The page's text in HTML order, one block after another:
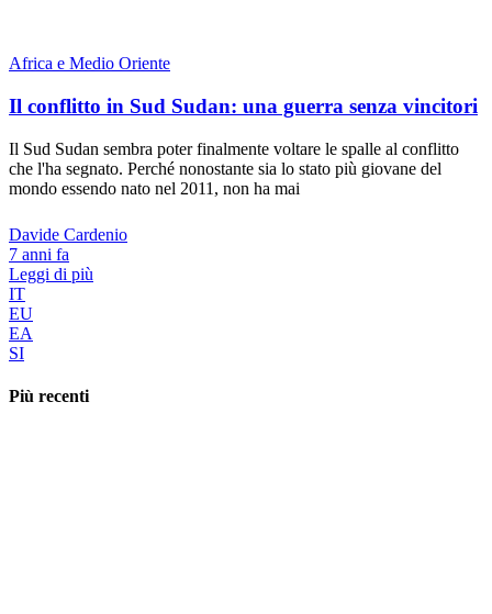
Africa e Medio Oriente
Il conflitto in Sud Sudan: una guerra senza vincitori
Il Sud Sudan sembra poter finalmente voltare le spalle al conflitto
che l'ha segnato. Perché nonostante sia lo stato più giovane del
mondo essendo nato nel 2011, non ha mai
Davide Cardenio
7 anni fa
Leggi di più
IT
EU
EA
SI
Più recenti